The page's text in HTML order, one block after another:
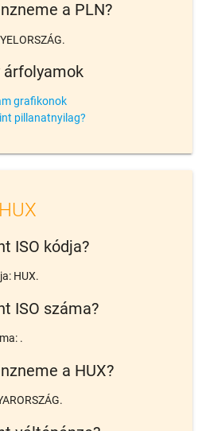
a PLN?
árfolyamok
grafikonok
pillanatnyilag?
ISO kódja?
HUX.
ISO száma?
.
a HUX?